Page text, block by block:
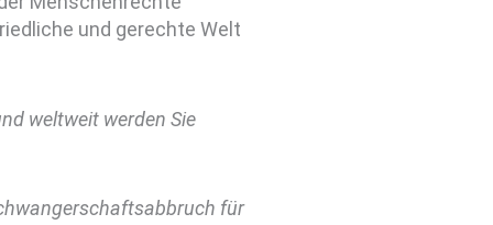
und gerechte Welt
weltweit werden Sie
für